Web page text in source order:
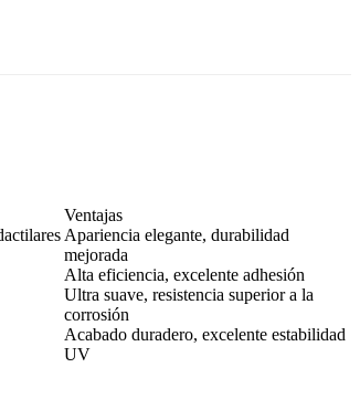
Ventajas
Apariencia elegante, durabilidad
mejorada
Alta eficiencia, excelente adhesión
Ultra suave, resistencia superior a la
corrosión
Acabado duradero, excelente estabilidad
UV